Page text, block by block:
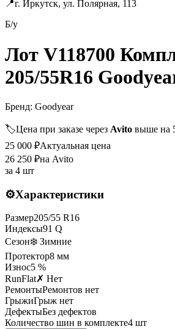
📍г. Иркутск, ул. Полярная, 113
Б/у
Лот V118700
205/55R16
Бренд: Goodyear
🏷️Цена при заказе через Avito выше на
25 000 ₽Актуальная цена
26 250 ₽на Avito
за 4 шт
⚙️Характеристики
Размер205/55 R16
Индексы91 Q
Сезон❄️ Зимние
Протектор8 мм
Износ5 %
RunFlat✗ Нет
РемонтыРемонтов нет
ГрыжиГрыж нет
ДефектыБез дефектов
Количество шин в комплекте4 шт